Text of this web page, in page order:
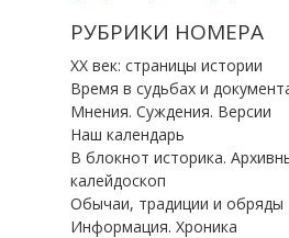
РУБРИКИ НОМЕРА
ХХ век: страницы истории
Время в судьбах и
Мнения. Суждения. Версии
Наш календарь
В блокнот историка.
калейдоскоп
Обычаи, традиции и обряды
Информация. Хроника